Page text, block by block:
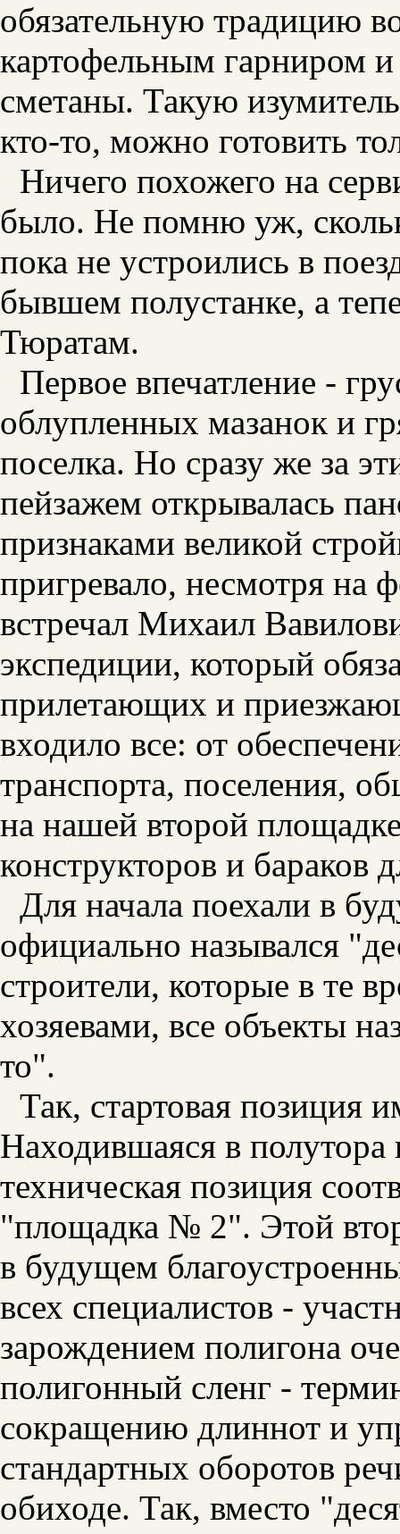
обязательную традицию
картофельным гарниром
сметаны. Такую
кто-то, можно готовить
Ничего похожего на
было. Не помню уж,
пока не устроились в
бывшем полустанке, а
Тюратам.
Первое впечатление -
облупленных мазанок и
поселка. Но сразу же за
пейзажем открывалась
признаками великой
пригревало, несмотря на
встречал Михаил
экспедиции, который
прилетающих и
входило все: от
транспорта, поселения,
на нашей второй
конструкторов и бараков
Для начала поехали в
официально назывался
строители, которые в те
хозяевами, все объекты
то".
Так, стартовая позиция
Находившаяся в полутора
техническая позиция
"площадка № 2". Этой
в будущем
всех специалистов -
зарождением полигона
полигонный сленг -
сокращению длиннот и
стандартных оборотов
обиходе. Так, вместо